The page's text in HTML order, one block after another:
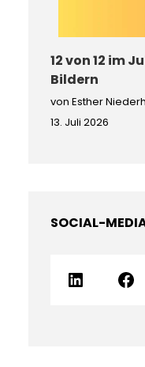
12 von 12 im
Bildern
von Esther
13. Juli 2026
SOCIAL-
LinkedIn Facebook